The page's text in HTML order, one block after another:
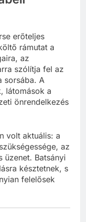
erőteljes
rámutat a
az
szólítja fel az
sorsába. A
látomások a
önrendelkezés
volt aktuális: a
az
üzenet. Batsányi
késztetnek, s
felelősek